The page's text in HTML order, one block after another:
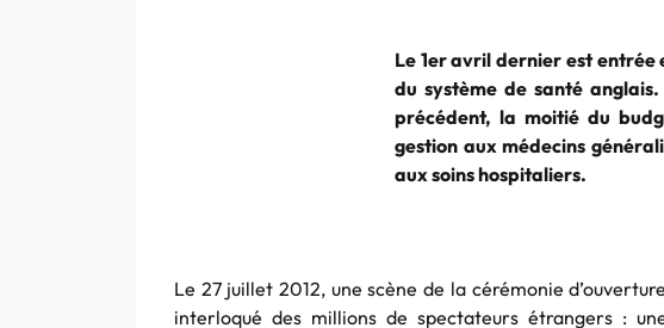
Le 1er avril dernier est
du système de santé
précédent, la moitié du
gestion aux médecins
aux soins hospitaliers.
Le 27 juillet 2012, une scène de la cérémonie
interloqué des millions de spectateurs étrangers :